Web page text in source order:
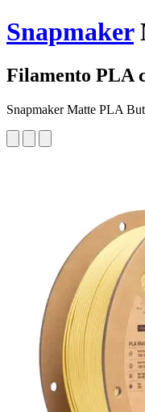
Snapmaker
Filamento PLA
Snapmaker Matte PLA